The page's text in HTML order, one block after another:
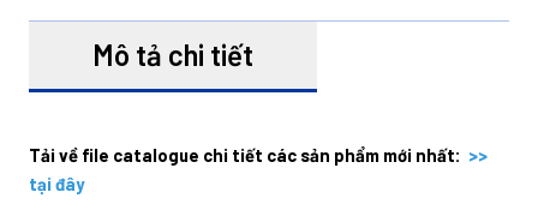
Mô tả chi tiết
Tải về file catalogue chi tiết các sản phẩm mới nhất: >>
tại đây